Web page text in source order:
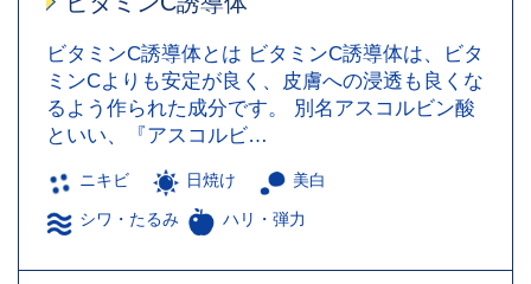
ビタミンC誘導体とは ビタミンC誘導体は、ビタ
ミンCよりも安定が良く、皮膚への浸透も良くな
るよう作られた成分です。 別名アスコルビン酸
といい、『アスコルビ…
ニキビ 日焼け 美白
シワ・たるみ ハリ・弾力